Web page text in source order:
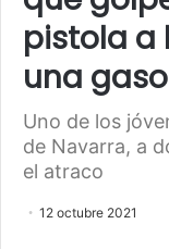
pistola a
una
Uno de los
de Navarra, a
el atraco
12 octubre 2021